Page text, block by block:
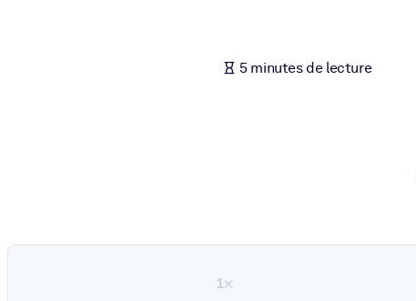
Alimentez vos systèmes d'IA avec des connaissances fiables et
5 minutes de lecture
1×